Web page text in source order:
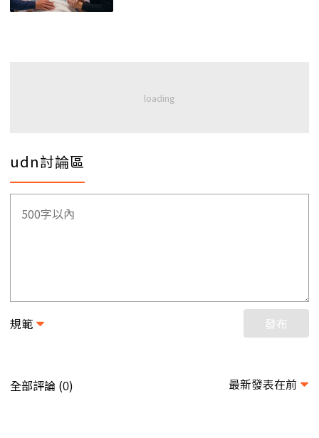
udn討論區
規範 發布
全部評論 (0) 最新發表在前